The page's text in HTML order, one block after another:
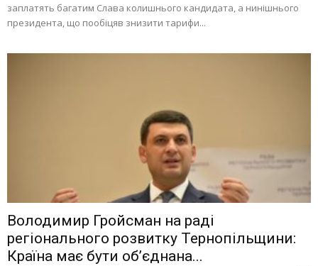
заплатять багатим Слава колишнього кандидата, а нинішнього
президента, що пообіцяв знизити тарифи...
Володимир Гройсман на раді
регіонального розвитку Тернопільщини:
Країна має бути об’єднана...